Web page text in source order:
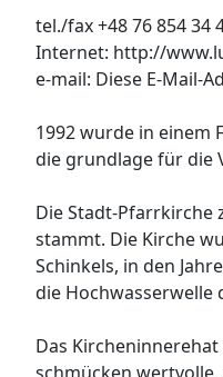
tel./fax +48 76 854 34
Internet: http://
e-mail: Diese E-Mail-
1992 wurde in einem
die grundlage für die
Die Stadt-Pfarrkirche
stammt. Die Kirche
Schinkels, in den
die Hochwasserwelle
Das